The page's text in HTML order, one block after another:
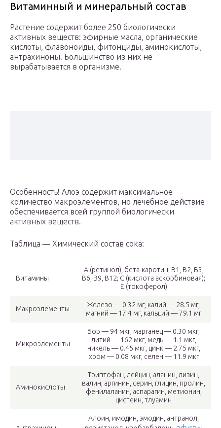
Витаминный и минеральный состав
Растение содержит более 250 биологически
активных веществ: эфирные масла, органические
кислоты, флавоноиды, фитонциды, аминокислоты,
антрахиноны. Большинство из них не
вырабатывается в организме.
Особенность! Алоэ содержит максимальное
количество макроэлементов, но лечебное действие
обеспечивается всей группой биологически
активных веществ.
Таблица — Химический состав сока:
Витамины
А (ретинол), бета-каротин; В1, В2, В3,
В6, В9, В12; С (кислота аскорбиновая);
Е (токоферол)
Макроэлементы
Железо — 0.32 мг, калий — 28.5 мг,
магний — 17.4 мг, кальций — 79.1 мг
Микроэлементы
Бор — 94 мкг, марганец — 0.30 мкг,
литий — 162 мкг, медь — 1.1 мкг,
никель — 0.45 мкг, цинк — 2.75 мкг,
хром — 0.08 мкг, селен — 11.9 мкг
Аминокислоты
Триптофан, лейцин, аланин, лизин,
валин, аргинин, серин, глицин, пролин,
фенилаланин, аспарагин, метионин,
цистеин, тлуамин
Алоин, имодин, эмодин, антранол,